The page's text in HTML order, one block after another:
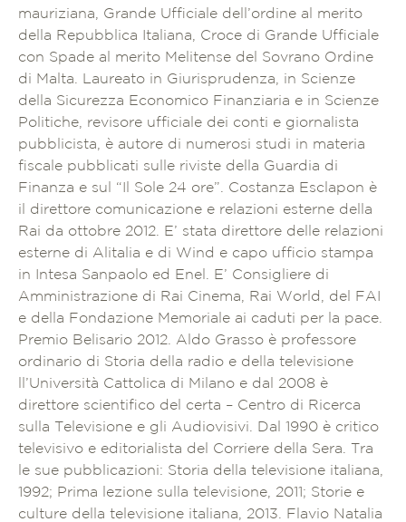
mauriziana, Grande Ufficiale dell’ordine al merito
della Repubblica Italiana, Croce di Grande Ufficiale
con Spade al merito Melitense del Sovrano Ordine
di Malta. Laureato in Giurisprudenza, in Scienze
della Sicurezza Economico Finanziaria e in Scienze
Politiche, revisore ufficiale dei conti e giornalista
pubblicista, è autore di numerosi studi in materia
fiscale pubblicati sulle riviste della Guardia di
Finanza e sul “Il Sole 24 ore”. Costanza Esclapon è
il direttore comunicazione e relazioni esterne della
Rai da ottobre 2012. E’ stata direttore delle relazioni
esterne di Alitalia e di Wind e capo ufficio stampa
in Intesa Sanpaolo ed Enel. E’ Consigliere di
Amministrazione di Rai Cinema, Rai World, del FAI
e della Fondazione Memoriale ai caduti per la pace.
Premio Belisario 2012. Aldo Grasso è professore
ordinario di Storia della radio e della televisione
ll’Università Cattolica di Milano e dal 2008 è
direttore scientifico del certa – Centro di Ricerca
sulla Televisione e gli Audiovisivi. Dal 1990 è critico
televisivo e editorialista del Corriere della Sera. Tra
le sue pubblicazioni: Storia della televisione italiana,
1992; Prima lezione sulla televisione, 2011; Storie e
culture della televisione italiana, 2013. Flavio Natalia